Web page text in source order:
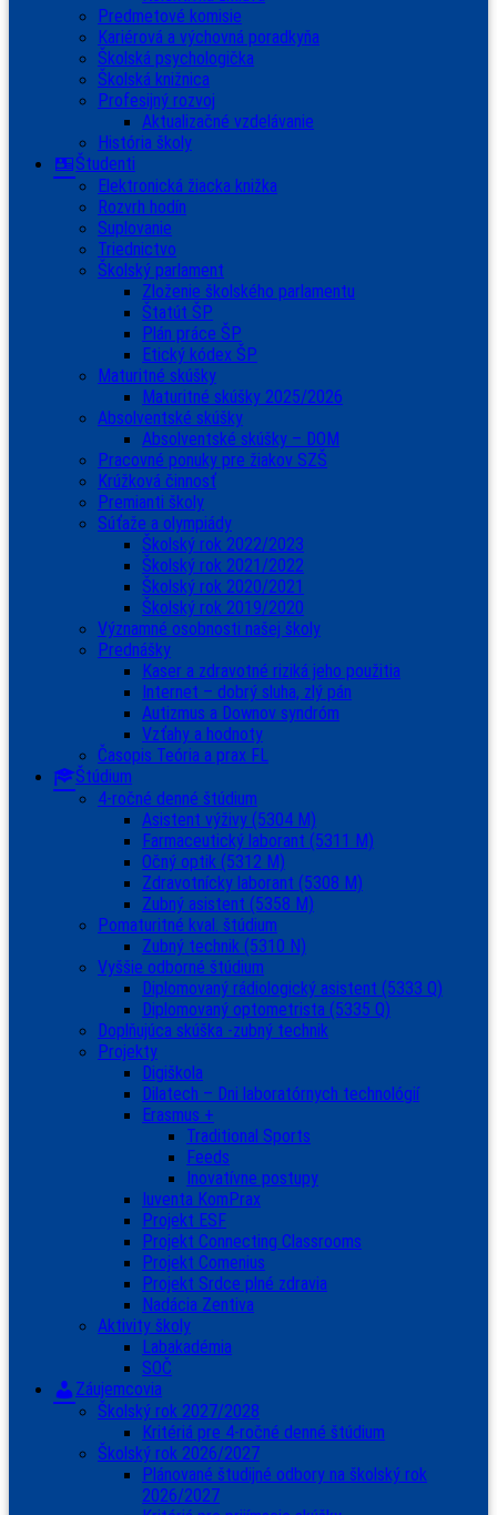
Predmetové komisie
Kariérová a výchovná poradkyňa
Školská psychologička
Školská knižnica
Profesijný rozvoj
Aktualizačné vzdelávanie
História školy
Študenti
Elektronická žiacka knižka
Rozvrh hodín
Suplovanie
Triednictvo
Školský parlament
Zloženie školského parlamentu
Štatút ŠP
Plán práce ŠP
Etický kódex ŠP
Maturitné skúšky
Maturitné skúšky 2025/2026
Absolventské skúšky
Absolventské skúšky – DOM
Pracovné ponuky pre žiakov SZŠ
Krúžková činnosť
Premianti školy
Súťaže a olympiády
Školský rok 2022/2023
Školský rok 2021/2022
Školský rok 2020/2021
Školský rok 2019/2020
Významné osobnosti našej školy
Prednášky
Kaser a zdravotné riziká jeho použitia
Internet – dobrý sluha, zlý pán
Autizmus a Downov syndróm
Vzťahy a hodnoty
Časopis Teória a prax FL
Štúdium
4-ročné denné štúdium
Asistent výživy (5304 M)
Farmaceutický laborant (5311 M)
Očný optik (5312 M)
Zdravotnícky laborant (5308 M)
Zubný asistent (5358 M)
Pomaturitné kval. štúdium
Zubný technik (5310 N)
Vyššie odborné štúdium
Diplomovaný rádiologický asistent (5333 Q)
Diplomovaný optometrista (5335 Q)
Doplňujúca skúška -zubný technik
Projekty
Digiškola
Dilatech – Dni laboratórnych technológií
Erasmus +
Traditional Sports
Feeds
Inovatívne postupy
Iuventa KomPrax
Projekt ESF
Projekt Connecting Classrooms
Projekt Comenius
Projekt Srdce plné zdravia
Nadácia Zentiva
Aktivity školy
Labakadémia
SOČ
Záujemcovia
Školský rok 2027/2028
Kritériá pre 4-ročné denné štúdium
Školský rok 2026/2027
Plánované študijné odbory na školský rok
2026/2027